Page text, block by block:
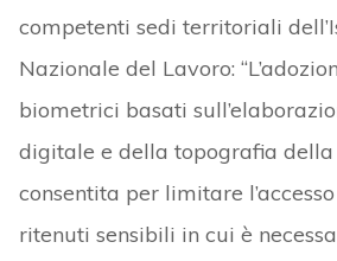
competenti sedi territoriali
Nazionale del Lavoro:
biometrici basati
digitale e della topografia della
consentita per limitare
ritenuti sensibili in cui è